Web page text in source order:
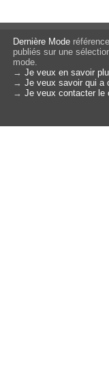
Dernière Mode
publiés sur une
mode.
→Je veux en savoir
→Je veux savoir qui a
→Je veux contacter le